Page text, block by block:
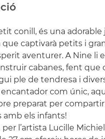
conill, és una adorable
captivarà petits i
aventurer. A Nine li
cabanes, fent
ple de tendresa i
com únic,
preparat per
amb els infants!
l’artista Lucille